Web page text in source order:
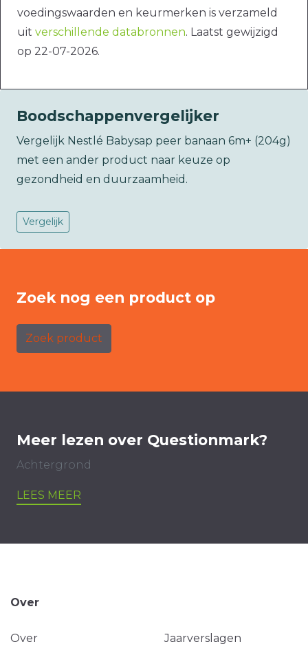
voedingswaarden en keurmerken is verzameld
uit verschillende databronnen. Laatst gewijzigd
op 22-07-2026.
Boodschappenvergelijker
Vergelijk Nestlé Babysap peer banaan 6m+ (204g)
met een ander product naar keuze op
gezondheid en duurzaamheid.
Vergelijk
Zoek nog een product op
Zoek product
Meer lezen over Questionmark?
Achtergrond
LEES MEER
Over
Over Jaarverslagen